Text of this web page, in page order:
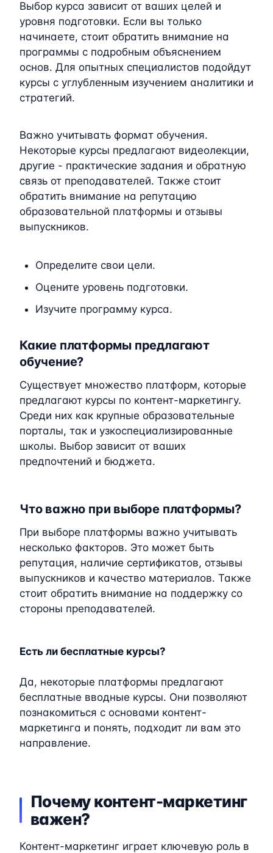
Выбор курса зависит от ваших целей и
уровня подготовки. Если вы только
начинаете, стоит обратить внимание на
программы с подробным объяснением
основ. Для опытных специалистов подойдут
курсы с углубленным изучением аналитики и
стратегий.
Важно учитывать формат обучения.
Некоторые курсы предлагают видеолекции,
другие - практические задания и обратную
связь от преподавателей. Также стоит
обратить внимание на репутацию
образовательной платформы и отзывы
выпускников.
Определите свои цели.
Оцените уровень подготовки.
Изучите программу курса.
Какие платформы предлагают
обучение?
Существует множество платформ, которые
предлагают курсы по контент-маркетингу.
Среди них как крупные образовательные
порталы, так и узкоспециализированные
школы. Выбор зависит от ваших
предпочтений и бюджета.
Что важно при выборе платформы?
При выборе платформы важно учитывать
несколько факторов. Это может быть
репутация, наличие сертификатов, отзывы
выпускников и качество материалов. Также
стоит обратить внимание на поддержку со
стороны преподавателей.
Есть ли бесплатные курсы?
Да, некоторые платформы предлагают
бесплатные вводные курсы. Они позволяют
познакомиться с основами контент-
маркетинга и понять, подходит ли вам это
направление.
Почему контент-маркетинг
важен?
Контент-маркетинг играет ключевую роль в